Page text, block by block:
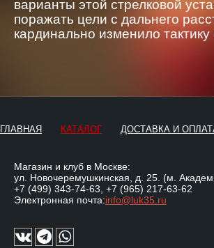
варианты этой стрелковой
поражать цели с дальнего
кардинально изменило
ГЛАВНАЯ КАТАЛОГ ДОСТАВКА И
Магазин и клуб в Москве:
ул. Новочеремушкинская, д. 25. (м.
+7 (499) 343-74-63 +7 (965) 217-63-62
Электронная почта:info@luk35.ru